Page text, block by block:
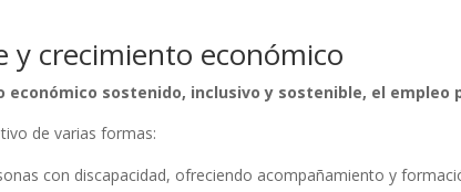
y crecimiento económico
económico sostenido, inclusivo y sostenible, el
de varias formas:
con discapacidad, ofreciendo acompañamiento y